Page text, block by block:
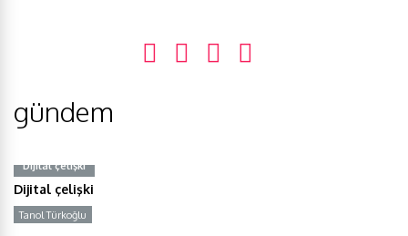
gündem
Dijital çelişki
Dijital çelişki
Tanol Türkoğlu